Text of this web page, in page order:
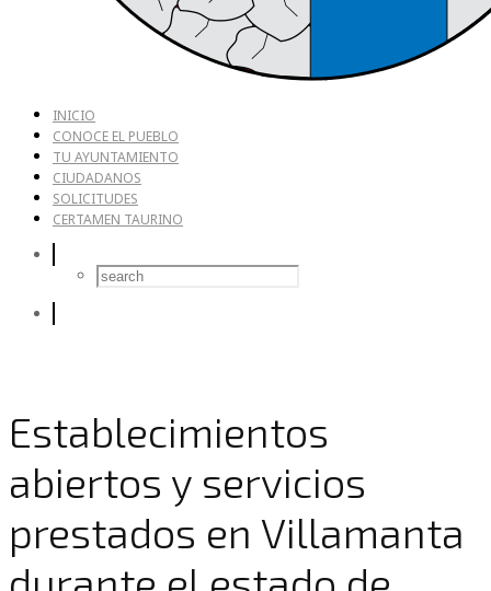
INICIO
CONOCE EL PUEBLO
TU AYUNTAMIENTO
CIUDADANOS
SOLICITUDES
CERTAMEN TAURINO
Establecimientos
abiertos y servicios
prestados en Villamanta